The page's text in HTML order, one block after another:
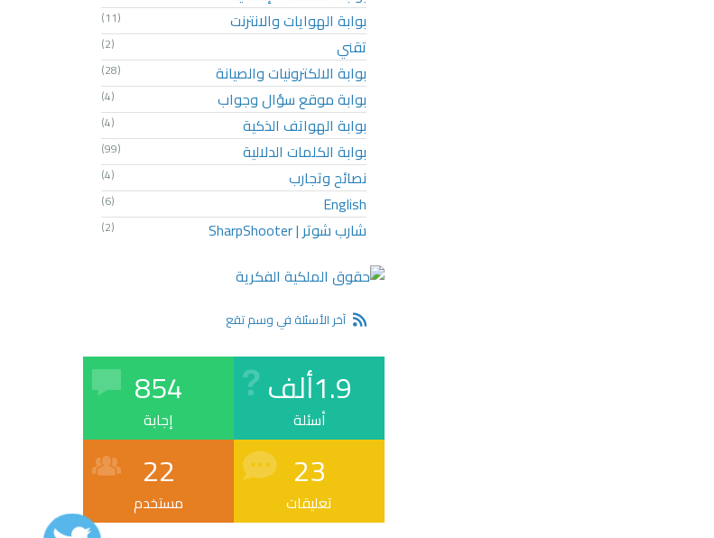
بوابة الهوايات والانترنت (11)
تقني (2)
بوابة الالكترونيات والصيانة (28)
بوابة موقع سؤال وجواب (4)
بوابة الهواتف الذكية (4)
بوابة الكلمات الدلالية (99)
نصائح وتجارب (4)
English
(6)
شارب شوتر | SharpShooter (2)
آخر الأسئلة في وسم تقع
1.9ألف
أسئلة
854
إجابة
23
تعليقات
22
مستخدم